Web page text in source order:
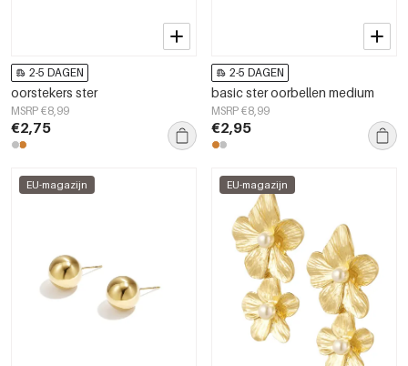
2-5 DAGEN
oorstekers ster
MSRP €8,99
€2,75
2-5 DAGEN
basic ster oorbellen medium
MSRP €8,99
€2,95
EU-magazijn EU-magazijn